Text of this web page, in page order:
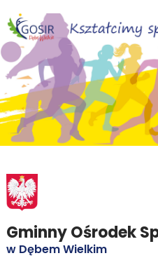
Gminny Ośrodek
w Dębem Wielkim